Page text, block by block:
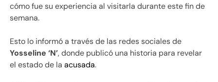
cómo fue su experiencia al visitarla durante este fin de
semana.
Esto lo informó a través de las redes sociales de
Yosseline ‘N’, donde publicó una historia para revelar
el estado de la acusada.